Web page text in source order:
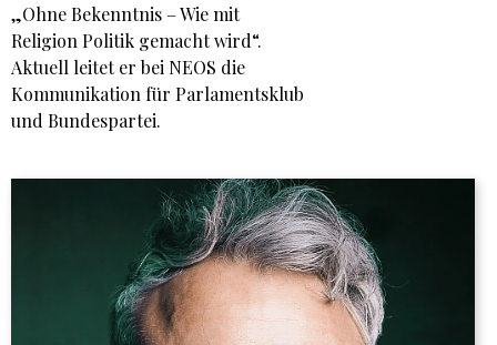
„Ohne Bekenntnis – Wie mit
Religion Politik gemacht wird“.
Aktuell leitet er bei NEOS die
Kommunikation für Parlamentsklub
und Bundespartei.